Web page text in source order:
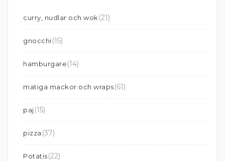
curry, nudlar och wok (21)
gnocchi(15)
hamburgare(14)
matiga mackor och wraps(61)
paj(15)
pizza (37)
Potatis(22)